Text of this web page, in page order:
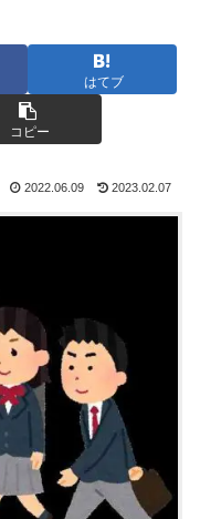
はてブ
コピー
2022.06.09 2023.02.07